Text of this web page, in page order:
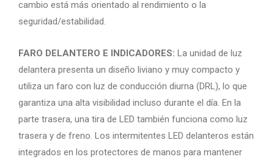
cambio está más orientado al rendimiento o la
seguridad/estabilidad.
FARO DELANTERO E INDICADORES: La unidad de luz
delantera presenta un diseño liviano y muy compacto y
utiliza un faro con luz de conducción diurna (DRL), lo que
garantiza una alta visibilidad incluso durante el día. En la
parte trasera, una tira de LED también funciona como luz
trasera y de freno. Los intermitentes LED delanteros están
integrados en los protectores de manos para mantener